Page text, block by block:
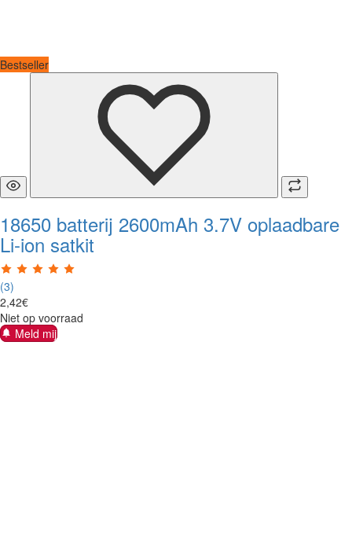
Bestseller
18650 batterij 2600mAh 3.7V oplaadbare
Li-ion satkit
(3)
2,42€
Niet op voorraad
Meld mij